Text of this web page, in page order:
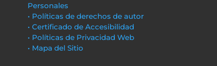
Personales
• Políticas de derechos de autor
• Certificado de Accesibilidad
• Políticas de Privacidad Web
• Mapa del Sitio